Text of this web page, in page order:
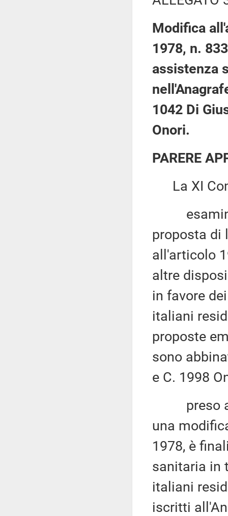
Modifica
1978, n.
assistenza
1042 Di
Onori.
PARERE
La XI
proposta di
all'articolo
altre
in favore
italiani
proposte
sono
e C. 1998
preso
una
1978, è
sanitaria in
italiani
iscritti